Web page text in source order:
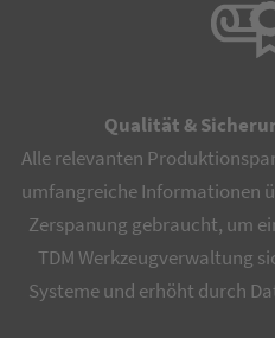
Qualität &
Alle relevanten
umfangreiche Informationen
Zerspanung gebraucht, um
TDM Werkzeugverwaltung
Systeme und erhöht durch